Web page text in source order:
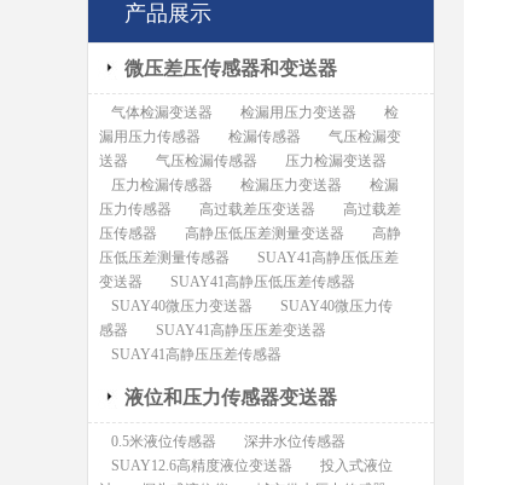
产品展示
微压差压传感器和变送器
气体检漏变送器 检漏用压力变送器
检
漏用压力传感器
检漏传感器
气压检漏变
送器
气压检漏传感器
压力检漏变送器
压力检漏传感器
检漏压力变送器
检漏
压力传感器
高过载差压变送器
高过载差
压传感器
高静压低压差测量变送器
高静
压低压差测量传感器
SUAY41高静压低压差
变送器
SUAY41高静压低压差传感器
SUAY40微压力变送器
SUAY40微压力传
感器
SUAY41高静压压差变送器
SUAY41高静压压差传感器
液位和压力传感器变送器
0.5米液位传感器
深井水位传感器
SUAY12.6高精度液位变送器
投入式液位